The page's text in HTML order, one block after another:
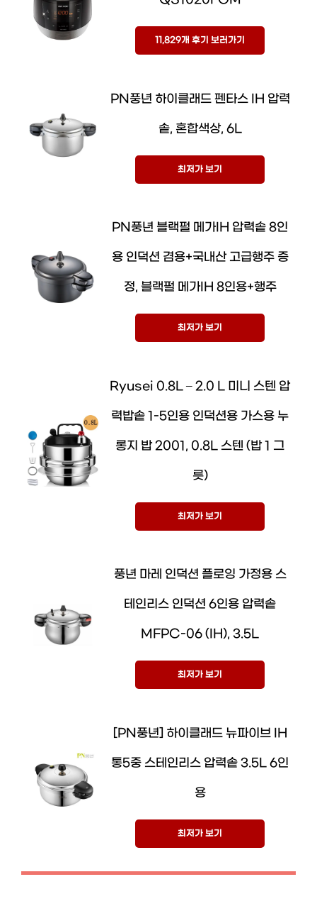
11,829개 후기 보러가기
PN풍년 하이클래드 펜타스 IH 압력
솥, 혼합색상, 6L
최저가 보기
PN풍년 블랙펄 메가IH 압력솥 8인
용 인덕션 겸용+국내산 고급행주 증
정, 블랙펄 메가IH 8인용+행주
최저가 보기
Ryusei 0.8L – 2.0 L 미니 스텐 압
력밥솥 1-5인용 인덕션용 가스용 누
롱지 밥 2001, 0.8L 스텐 (밥 1 그
릇)
최저가 보기
풍년 마레 인덕션 플로잉 가정용 스
테인리스 인덕션 6인용 압력솥
MFPC-06 (IH), 3.5L
최저가 보기
[PN풍년] 하이클래드 뉴파이브 IH
통5중 스테인리스 압력솥 3.5L 6인
용
최저가 보기